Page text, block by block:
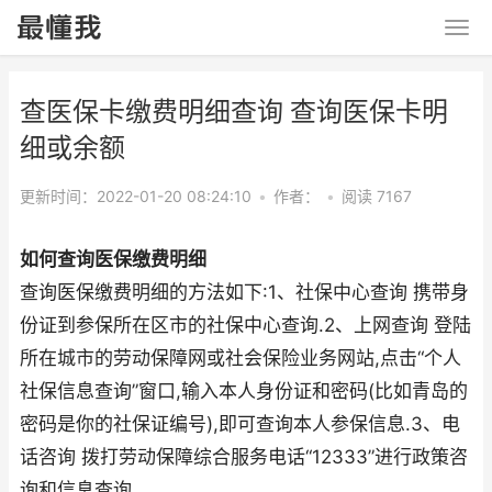
查医保卡缴费明细查询 查询医保卡明
细或余额
更新时间：2022-01-20 08:24:10 • 作者： • 阅读 7167
如何查询医保缴费明细
查询医保缴费明细的方法如下:1、社保中心查询 携带身
份证到参保所在区市的社保中心查询.2、上网查询 登陆
所在城市的劳动保障网或社会保险业务网站,点击“个人
社保信息查询”窗口,输入本人身份证和密码(比如青岛的
密码是你的社保证编号),即可查询本人参保信息.3、电
话咨询 拨打劳动保障综合服务电话“12333”进行政策咨